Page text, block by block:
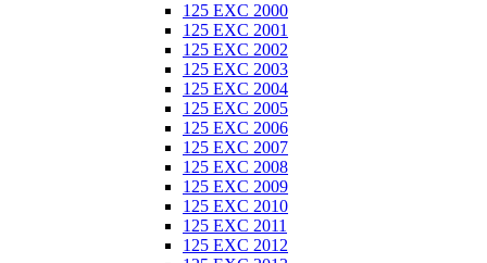
125 EXC 2000
125 EXC 2001
125 EXC 2002
125 EXC 2003
125 EXC 2004
125 EXC 2005
125 EXC 2006
125 EXC 2007
125 EXC 2008
125 EXC 2009
125 EXC 2010
125 EXC 2011
125 EXC 2012